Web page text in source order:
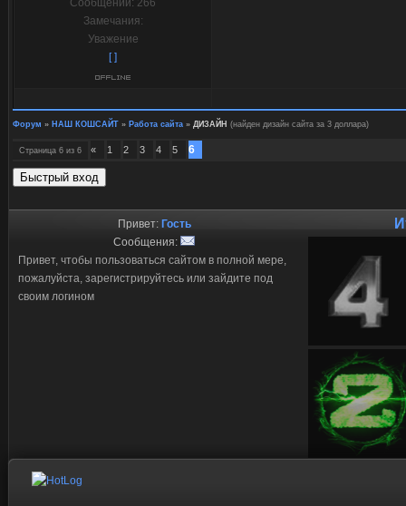
Сообщений: 266
Замечания:
Уважение
[ ]
Форум » НАШ КОШСАЙТ » Работа сайта » ДИЗАЙН (найден дизайн сайта за 3 доллара)
Страница 6 из 6 « 1 2 3 4 5 6
Привет: Гость
Сообщения:
Привет, чтобы пользоваться сайтом в полной мере,
пожалуйста, зарегистрируйтесь или зайдите под
своим логином